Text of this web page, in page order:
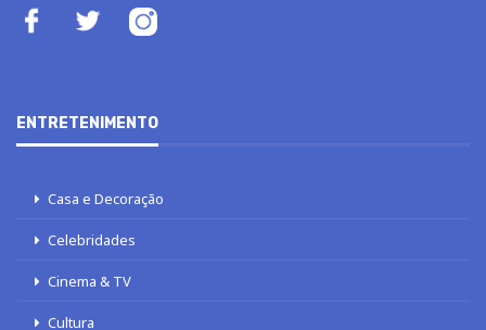
ENTRETENIMENTO
Casa e Decoração
Celebridades
Cinema & TV
Cultura